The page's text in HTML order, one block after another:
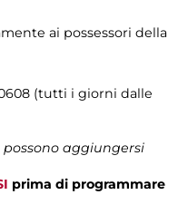
ai possessori della
(tutti i giorni dalle
aggiungersi
prima di programmare